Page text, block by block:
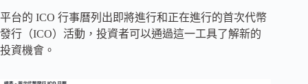
平台的 ICO 行事曆列出即將進行和正在進行的首次代幣
發行（ICO）活動，投資者可以通過這一工具了解新的
投資機會。